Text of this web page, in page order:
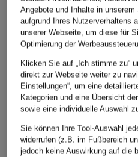
NOWADAYS
Pullover
89,95 €
Marc
Pullover
79,99
Bestpreis:
Angebote und Inhalte in
aufgrund Ihres Nutzerverhaltens
unserer Webseite, um diese für
Optimierung der
Klicken Sie auf „Ich stimme zu“
direkt zur Webseite weiter zu
Einstellungen“, um eine
Kategorien und eine Übersicht
sowie eine individuelle Auswahl
Sie können Ihre Tool-Auswahl
widerrufen (z.B. im Fußbereich
jedoch keine Auswirkung auf die